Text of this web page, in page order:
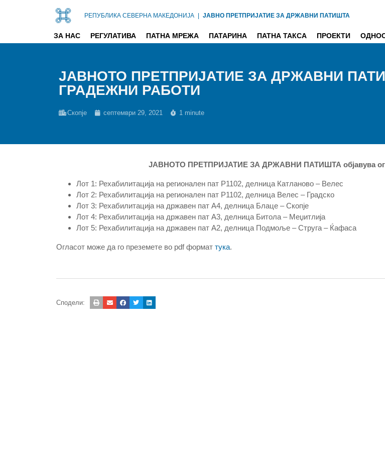
РЕПУБЛИКА СЕВЕРНА МАКЕДОНИЈА | ЈАВНО ПРЕТПРИЈАТИЕ ЗА ДРЖАВНИ ПАТИШТА
ЗА НАС РЕГУЛАТИВА ПАТНА МРЕЖА ПАТАРИНА ПАТНА ТАКСА ПРОЕКТИ
ЈАВНОТО ПРЕТПРИЈАТИЕ ЗА ДРЖАВНИ
ГРАДЕЖНИ РАБОТИ
Скопје септември 29, 2021 1 minute
ЈАВНОТО ПРЕТПРИЈАТИЕ ЗА ДРЖАВНИ ПАТИШТА објавува
Лот 1: Рехабилитација на регионален пат Р1102, делница Катланово – Велес
Лот 2: Рехабилитација на регионален пат Р1102, делница Велес – Градско
Лот 3: Рехабилитација на државен пат А4, делница Блаце – Скопје
Лот 4: Рехабилитација на државен пат А3, делница Битола – Меџитлија
Лот 5: Рехабилитација на државен пат А2, делница Подмоље – Струга – Ќафаса
Огласот може да го преземете во pdf формат тука.
Сподели: